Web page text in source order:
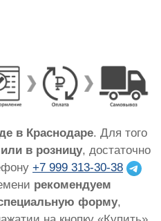
в Краснодаре. Для того
в розницу, достаточно
+7 999 313-30-38
рекомендуем
форму,